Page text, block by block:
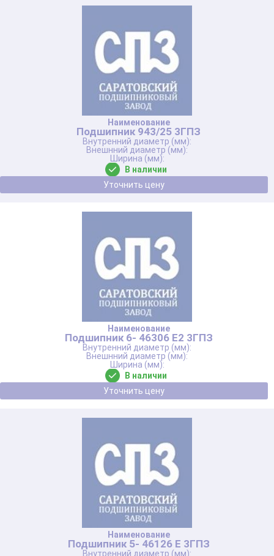
Подшипник 943/25 3ГПЗ
В наличии
Уточнить цену
Подшипник 6- 46306 Е2 3ГПЗ
В наличии
Уточнить цену
Подшипник 5- 46126 Е 3ГПЗ